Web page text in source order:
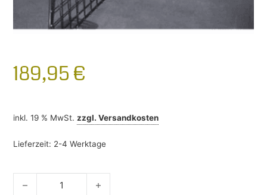
189,95 €
inkl. 19 % MwSt. zzgl.Versandkosten
Lieferzeit: 2-4 Werktage
Kofferraum Trenngitter Ford Puma ab 2020- Menge